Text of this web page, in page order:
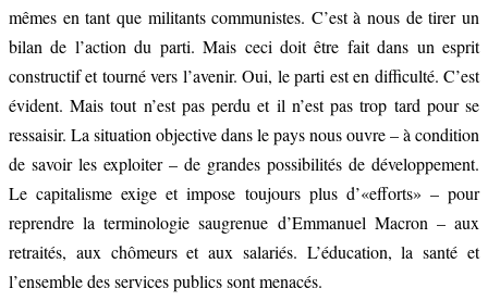
mêmes en tant que militants communistes. C’est à nous de tirer un
bilan de l’action du parti. Mais ceci doit être fait dans un esprit
constructif et tourné vers l’avenir. Oui, le parti est en difficulté. C’est
évident. Mais tout n’est pas perdu et il n’est pas trop tard pour se
ressaisir. La situation objective dans le pays nous ouvre – à condition
de savoir les exploiter – de grandes possibilités de développement.
Le capitalisme exige et impose toujours plus d’«efforts» – pour
reprendre la terminologie saugrenue d’Emmanuel Macron – aux
retraités, aux chômeurs et aux salariés. L’éducation, la santé et
l’ensemble des services publics sont menacés.